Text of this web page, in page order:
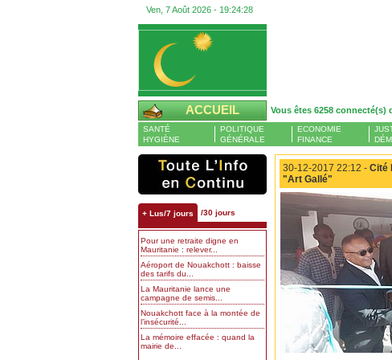
Ven, 7 Août 2026 - 19:24:29
ACCUEIL Vous êtes 6258 connecté(s)
SANTÉ
HYGIÈNE
POLITIQUE
GÉNÉRALE
ECONOMIE
FINANCE
+ Lus/7 jours /30 jours
Pour une retraite digne en
Mauritanie : relever...
Aéroport de Nouakchott : baisse
des tarifs du...
La Mauritanie lance une
campagne de semis...
Nouakchott face à la montée de
l’insécurité...
La mémoire effacée : quand la
mairie de...
30-12-2017 22:12 - Cité
"Art Gallé"